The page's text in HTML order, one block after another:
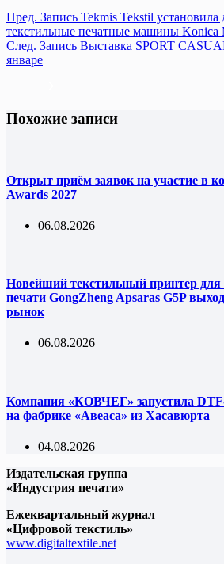
Пред. Запись Tekmis Tekstil
текстильные печатные машины Konica
След. Запись Выставка SPORT
январе
Похожие записи
Открыт приём заявок на участие в
Awards 2027
06.08.2026
Новейший текстильный принтер
печати GongZheng Apsaras G5P
рынок
06.08.2026
Компания «КОВЧЕГ» запустила
на фабрике «Авеаса» из Хасавюрта
04.08.2026
Издательская группа
«Индустрия печати»
Ежеквартальный журнал
«Цифровой текстиль»
www.digitaltextile.net